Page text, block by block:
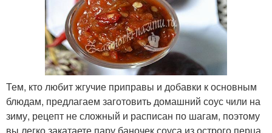
Тем, кто любит жгучие приправы и добавки к основным
блюдам, предлагаем заготовить домашний соус чили на
зиму, рецепт не сложный и расписан по шагам, поэтому